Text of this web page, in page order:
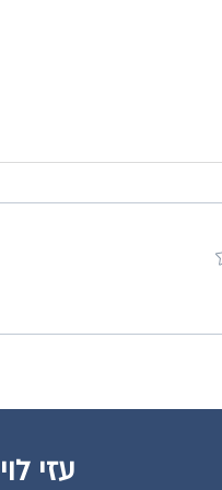
אש
עזי לוי